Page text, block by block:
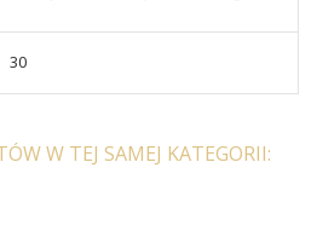
30
W TEJ SAMEJ KATEGORII: